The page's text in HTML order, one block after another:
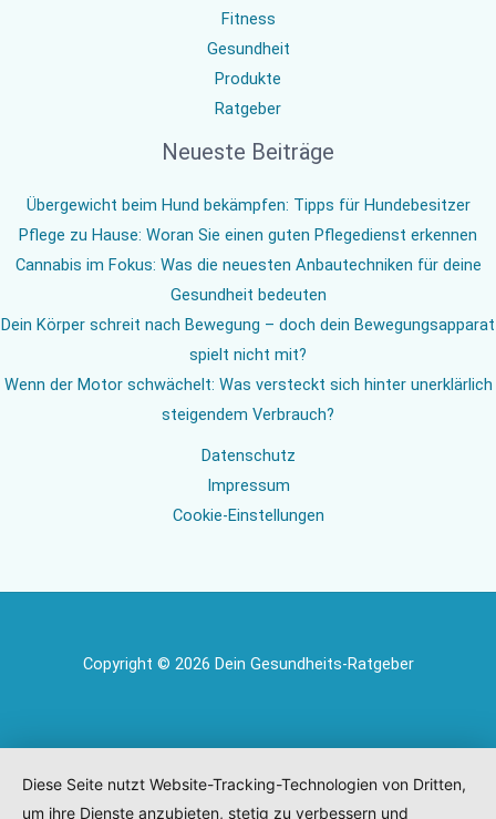
Fitness
Gesundheit
Produkte
Ratgeber
Neueste Beiträge
Übergewicht beim Hund bekämpfen: Tipps für Hundebesitzer
Pflege zu Hause: Woran Sie einen guten Pflegedienst erkennen
Cannabis im Fokus: Was die neuesten Anbautechniken für deine
Gesundheit bedeuten
Dein Körper schreit nach Bewegung – doch dein Bewegungsapparat
spielt nicht mit?
Wenn der Motor schwächelt: Was versteckt sich hinter unerklärlich
steigendem Verbrauch?
Datenschutz
Impressum
Cookie-Einstellungen
Copyright © 2026 Dein Gesundheits-Ratgeber
Diese Seite nutzt Website-Tracking-Technologien von Dritten,
um ihre Dienste anzubieten, stetig zu verbessern und